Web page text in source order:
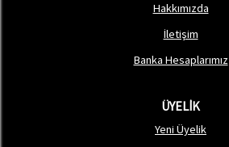
Hakkımızda
İletişim
Banka Hesaplarımız
ÜYELİK
Yeni Üyelik